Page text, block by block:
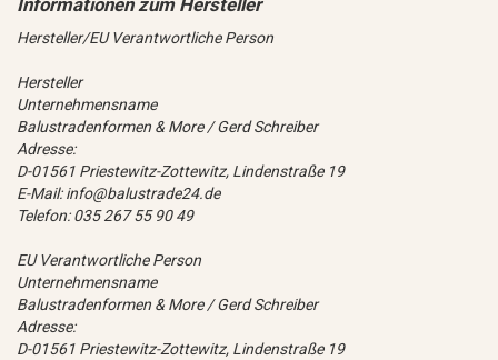
Hersteller/EU Verantwortliche Person
Hersteller
Unternehmensname
Balustradenformen & More / Gerd Schreiber
Adresse:
D-01561 Priestewitz-Zottewitz, Lindenstraße 19
E-Mail: info@balustrade24.de
Telefon: 035 267 55 90 49
EU Verantwortliche Person
Unternehmensname
Balustradenformen & More / Gerd Schreiber
Adresse:
D-01561 Priestewitz-Zottewitz, Lindenstraße 19